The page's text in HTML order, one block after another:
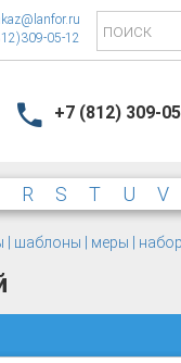
05-12
+7 (812) 309-
R S T U
| шаблоны | меры |